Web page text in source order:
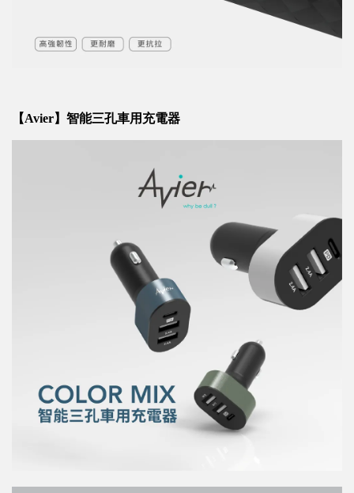
【Avier】智能三孔車用充電器